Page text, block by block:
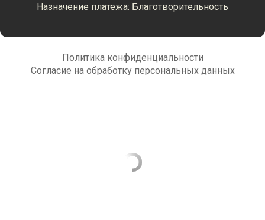
Назначение платежа: Благотворительность
Политика конфиденциальности
Согласие на обработку персональных данных